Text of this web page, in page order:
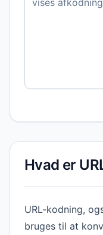
Hvad er
URL-kodning,
bruges til at